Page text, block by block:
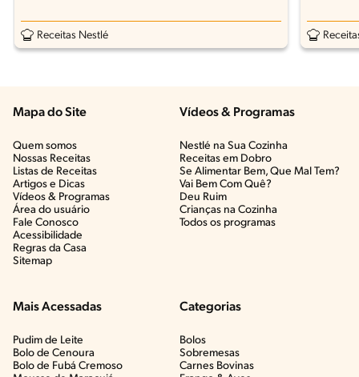
Receitas Nestlé
Mapa do Site
Quem somos
Nossas Receitas
Listas de Receitas​
Artigos e Dicas​
Vídeos & Programas​
Área do usuário
Fale Conosco
Acessibilidade
Regras da Casa
Sitemap
Vídeos & Programas​
Nestlé na Sua Cozinha
Receitas em Dobro
Se Alimentar Bem, Que Mal Tem?​
Vai Bem Com Quê?​
Deu Ruim​
Crianças na Cozinha​
Todos os programas
Mais Acessadas
Pudim de Leite
Bolo de Cenoura
Bolo de Fubá Cremoso
Categorias
Bolos
Sobremesas
Carnes Bovinas​